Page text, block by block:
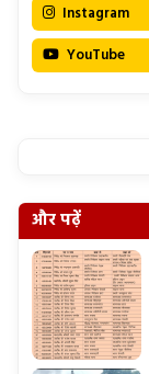
Instagram
YouTube
और पढ़ें